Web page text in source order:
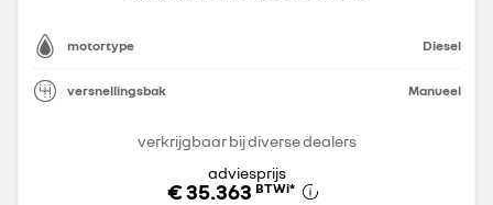
motortype Diesel
versnellingsbak Manueel
verkrijgbaar bij diverse dealers
adviesprijs
€ 35.363 BTWi*